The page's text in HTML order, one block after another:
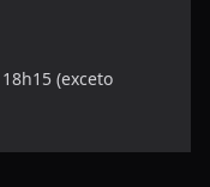
e os novos
(exceto